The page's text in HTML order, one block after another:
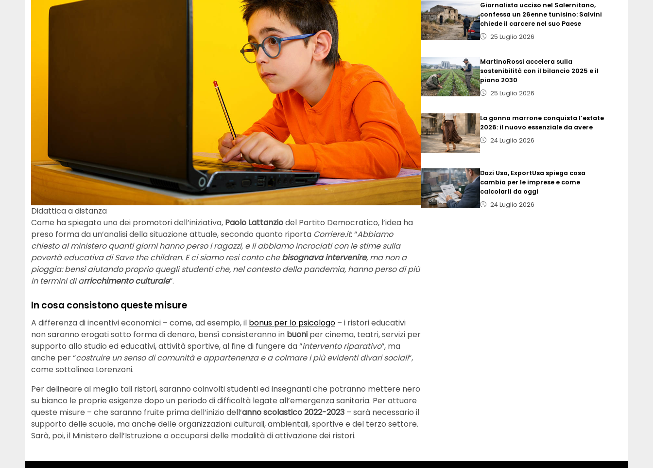
Didattica a distanza
Come ha spiegato uno dei promotori dell’iniziativa, Paolo Lattanziodel Partito Democratico, l’idea ha
preso forma da un’analisi della situazione attuale, secondo quanto riporta Corriere.it: “Abbiamo
chiesto al ministero quanti giorni hanno perso i ragazzi, e li abbiamo incrociati con le stime sulla
povertà educativa di Save the children. E ci siamo resi conto chebisognava intervenire, ma non a
pioggia: bensì aiutando proprio quegli studenti che, nel contesto della pandemia, hanno perso di più
in termini di arricchimento culturale“.
In cosa consistono queste misure
A differenza di incentivi economici – come, ad esempio, il bonus per lo psicologo – i ristori educativi
non saranno erogati sotto forma di denaro, bensì consisteranno in buoni per cinema, teatri, servizi per
supporto allo studio ed educativi, attività sportive, al fine di fungere da “intervento riparativo“, ma
anche per “costruire un senso di comunità e appartenenza e a colmare i più evidenti divari sociali“,
come sottolinea Lorenzoni.
Per delineare al meglio tali ristori, saranno coinvolti studenti ed insegnanti che potranno mettere nero
su bianco le proprie esigenze dopo un periodo di difficoltà legate all’emergenza sanitaria. Per attuare
queste misure – che saranno fruite prima dell’inizio dell’anno scolastico 2022-2023 – sarà necessario il
supporto delle scuole, ma anche delle organizzazioni culturali, ambientali, sportive e del terzo settore.
Sarà, poi, il Ministero dell’Istruzione a occuparsi delle modalità di attivazione dei ristori.
Giornalista ucciso nel Salernitano,
confessa un 26enne tunisino: Salvini
chiede il carcere nel suo Paese
25 Luglio 2026
MartinoRossi accelera sulla
sostenibilità con il bilancio 2025 e il
piano 2030
25 Luglio 2026
La gonna marrone conquista l’estate
2026: il nuovo essenziale da avere
24 Luglio 2026
Dazi Usa, ExportUsa spiega cosa
cambia per le imprese e come
calcolarli da oggi
24 Luglio 2026